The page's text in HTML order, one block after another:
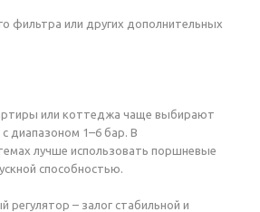
фильтра или других дополнительных
или коттеджа чаще выбирают
диапазоном 1–6 бар. В
лучше использовать поршневые
способностью.
регулятор – залог стабильной и